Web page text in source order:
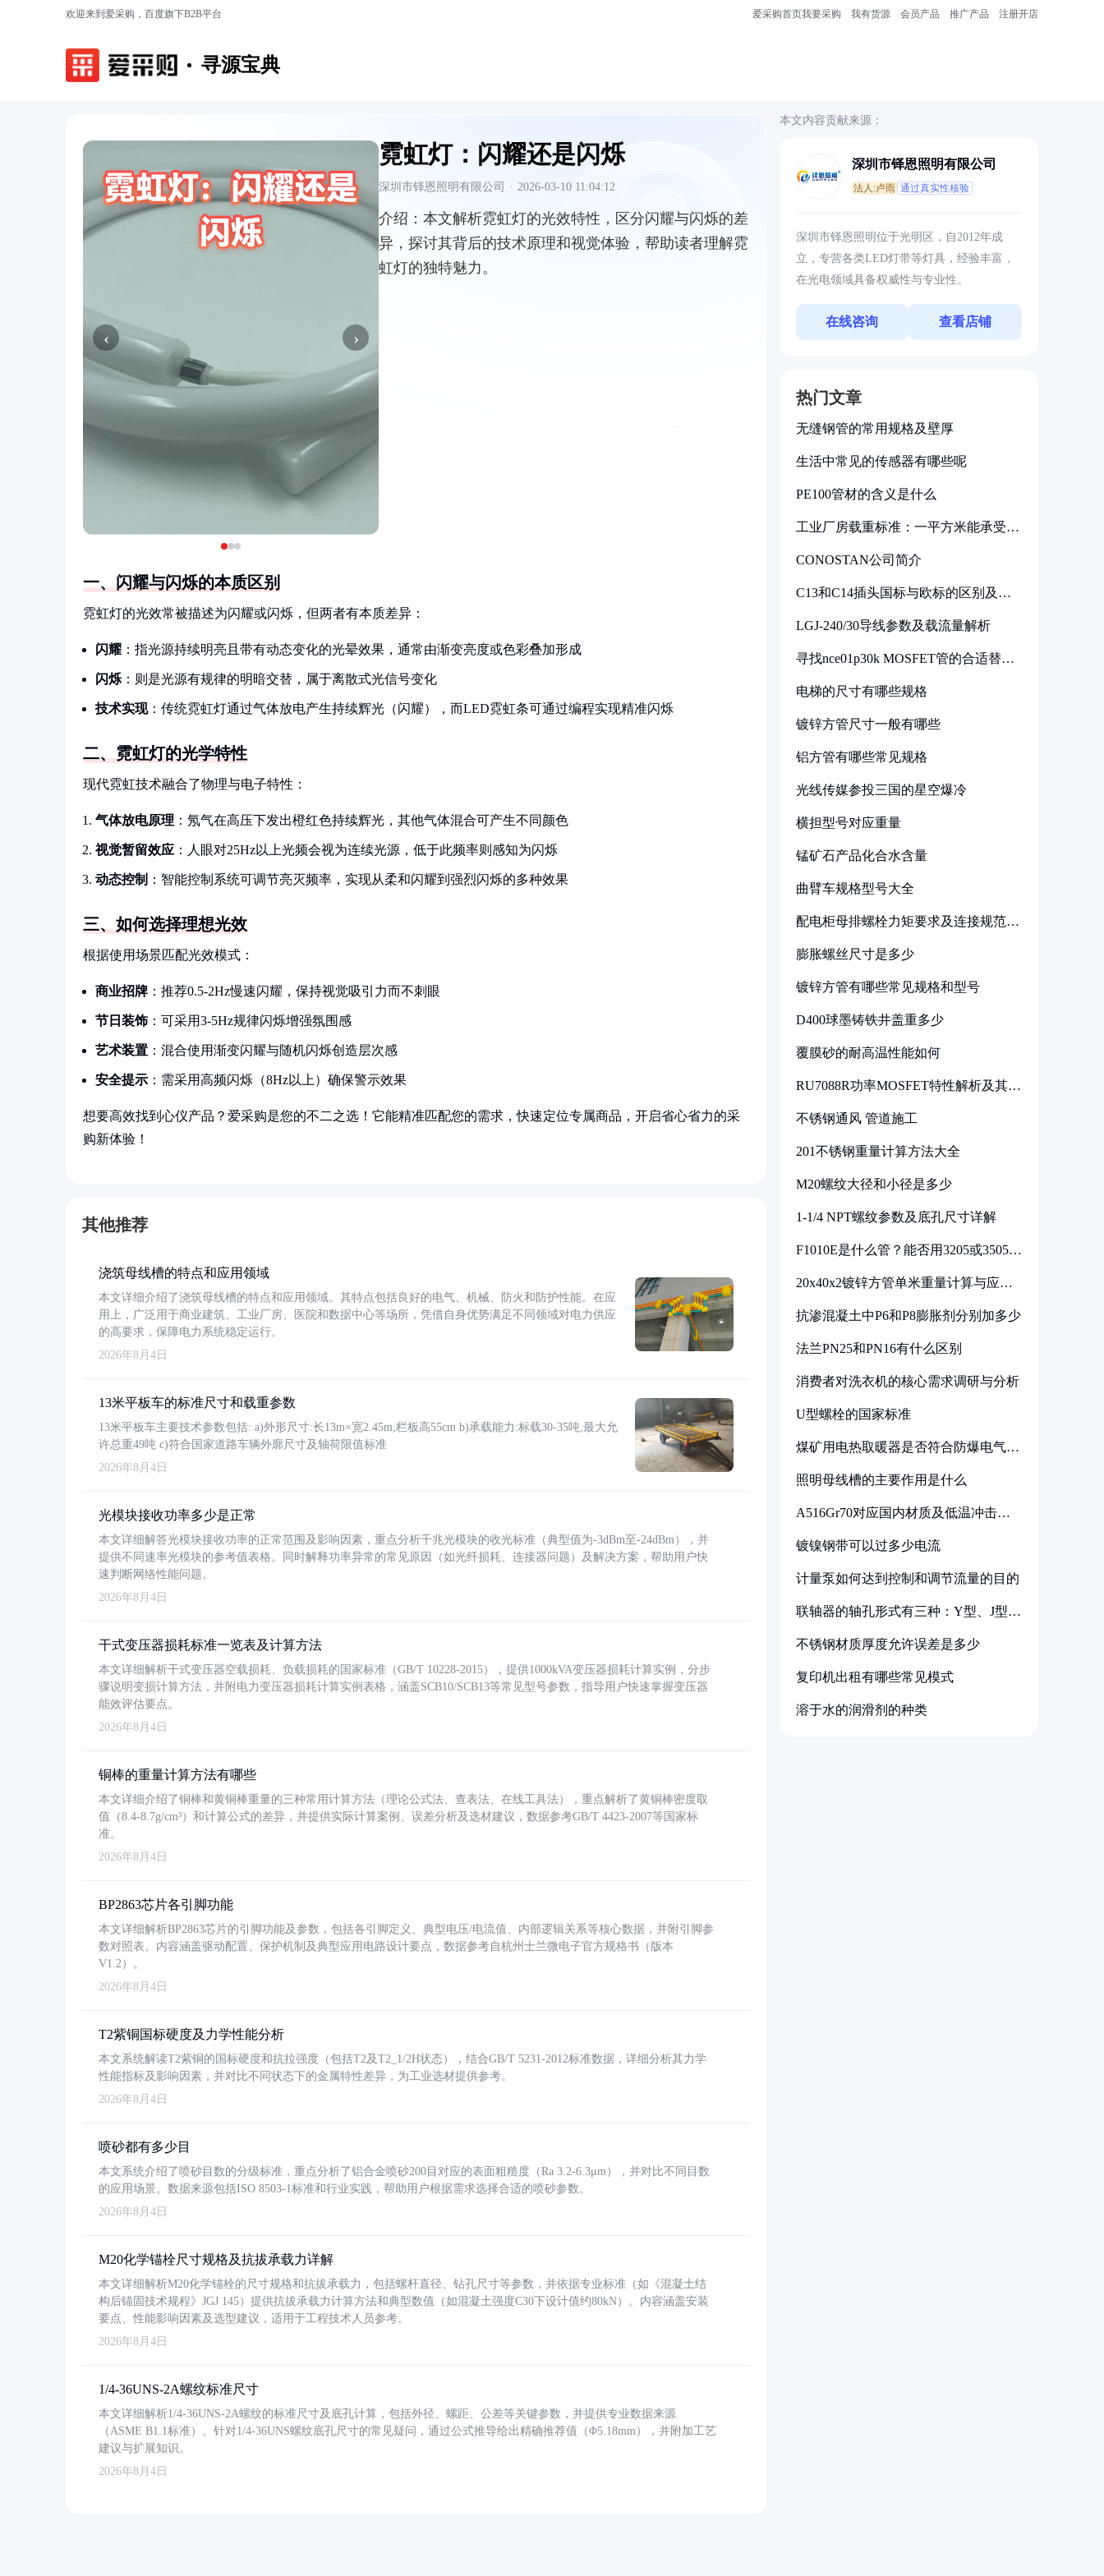
欢迎来到爱采购，百度旗下B2B平台 爱采购首页我要采购 我有货源 会员产品 推广产品 注册开店
寻源宝典
‹ ›
霓虹灯：闪耀还是闪烁
深圳市铎恩照明有限公司 · 2026-03-10 11:04:12
介绍： 本文解析霓虹灯的光效特性，区分闪耀与闪烁的差
异，探讨其背后的技术原理和视觉体验，帮助读者理解霓
虹灯的独特魅力。
一、闪耀与闪烁的本质区别
霓虹灯的光效常被描述为闪耀或闪烁，但两者有本质差异：
闪耀 ：指光源持续明亮且带有动态变化的光晕效果，通常由渐变亮度或色彩叠加形成
闪烁 ：则是光源有规律的明暗交替，属于离散式光信号变化
技术实现：传统霓虹灯通过气体放电产生持续辉光（闪耀），而LED霓虹条可通过编程实现精准闪烁
二、霓虹灯的光学特性
现代霓虹技术融合了物理与电子特性：
气体放电原理 ：氖气在高压下发出橙红色持续辉光，其他气体混合可产生不同颜色
视觉暂留效应 ：人眼对25Hz以上光频会视为连续光源，低于此频率则感知为闪烁
动态控制 ：智能控制系统可调节亮灭频率，实现从柔和闪耀到强烈闪烁的多种效果
三、如何选择理想光效
根据使用场景匹配光效模式：
商业招牌 ：推荐0.5-2Hz慢速闪耀，保持视觉吸引力而不刺眼
节日装饰 ：可采用3-5Hz规律闪烁增强氛围感
艺术装置 ：混合使用渐变闪耀与随机闪烁创造层次感
安全提示 ：需采用高频闪烁（8Hz以上）确保警示效果
想要高效找到心仪产品？爱采购是您的不二之选！它能精准匹配您的需求，快速定位专属商品，开启省心省力的采
购新体验！
其他推荐
浇筑母线槽的特点和应用领域
本文详细介绍了浇筑母线槽的特点和应用领域。其特点包括良好的电气、机械、防火和防护性能。在应
用上，广泛用于商业建筑、工业厂房、医院和数据中心等场所，凭借自身优势满足不同领域对电力供应
的高要求，保障电力系统稳定运行。
2026年8月4日
13米平板车的标准尺寸和载重参数
13米平板车主要技术参数包括: a)外形尺寸:长13m×宽2.45m,栏板高55cm b)承载能力:标载30-35吨,最大允
许总重49吨 c)符合国家道路车辆外廓尺寸及轴荷限值标准
2026年8月4日
光模块接收功率多少是正常
本文详细解答光模块接收功率的正常范围及影响因素，重点分析千兆光模块的收光标准（典型值为-3dBm至-24dBm），并
提供不同速率光模块的参考值表格。同时解释功率异常的常见原因（如光纤损耗、连接器问题）及解决方案，帮助用户快
速判断网络性能问题。
2026年8月4日
干式变压器损耗标准一览表及计算方法
本文详细解析干式变压器空载损耗、负载损耗的国家标准（GB/T 10228-2015），提供1000kVA变压器损耗计算实例，分步
骤说明变损计算方法，并附电力变压器损耗计算实例表格，涵盖SCB10/SCB13等常见型号参数，指导用户快速掌握变压器
能效评估要点。
2026年8月4日
铜棒的重量计算方法有哪些
本文详细介绍了铜棒和黄铜棒重量的三种常用计算方法（理论公式法、查表法、在线工具法），重点解析了黄铜棒密度取
值（8.4-8.7g/cm³）和计算公式的差异，并提供实际计算案例、误差分析及选材建议，数据参考GB/T 4423-2007等国家标
准。
2026年8月4日
BP2863芯片各引脚功能
本文详细解析BP2863芯片的引脚功能及参数，包括各引脚定义、典型电压/电流值、内部逻辑关系等核心数据，并附引脚参
数对照表。内容涵盖驱动配置、保护机制及典型应用电路设计要点，数据参考自杭州士兰微电子官方规格书（版本
V1.2）。
2026年8月4日
T2紫铜国标硬度及力学性能分析
本文系统解读T2紫铜的国标硬度和抗拉强度（包括T2及T2_1/2H状态），结合GB/T 5231-2012标准数据，详细分析其力学
性能指标及影响因素，并对比不同状态下的金属特性差异，为工业选材提供参考。
2026年8月4日
喷砂都有多少目
本文系统介绍了喷砂目数的分级标准，重点分析了铝合金喷砂200目对应的表面粗糙度（Ra 3.2-6.3μm），并对比不同目数
的应用场景。数据来源包括ISO 8503-1标准和行业实践，帮助用户根据需求选择合适的喷砂参数。
2026年8月4日
M20化学锚栓尺寸规格及抗拔承载力详解
本文详细解析M20化学锚栓的尺寸规格和抗拔承载力，包括螺杆直径、钻孔尺寸等参数，并依据专业标准（如《混凝土结
构后锚固技术规程》JGJ 145）提供抗拔承载力计算方法和典型数值（如混凝土强度C30下设计值约80kN）。内容涵盖安装
要点、性能影响因素及选型建议，适用于工程技术人员参考。
2026年8月4日
1/4-36UNS-2A螺纹标准尺寸
本文详细解析1/4-36UNS-2A螺纹的标准尺寸及底孔计算，包括外径、螺距、公差等关键参数，并提供专业数据来源
（ASME B1.1标准）。针对1/4-36UNS螺纹底孔尺寸的常见疑问，通过公式推导给出精确推荐值（Φ5.18mm），并附加工艺
建议与扩展知识。
2026年8月4日
本文内容贡献来源：
深圳市铎恩照明有限公司
法人:卢雨 通过真实性核验
深圳市铎恩照明位于光明区，自2012年成
立，专营各类LED灯带等灯具，经验丰富，
在光电领域具备权威性与专业性。
在线咨询 查看店铺
热门文章
无缝钢管的常用规格及壁厚
生活中常见的传感器有哪些呢
PE100管材的含义是什么
工业厂房载重标准：一平方米能承受多
CONOSTAN公司简介
C13和C14插头国标与欧标的区别及其
LGJ-240/30导线参数及载流量解析
寻找nce01p30k MOSFET管的合适替代
电梯的尺寸有哪些规格
镀锌方管尺寸一般有哪些
铝方管有哪些常见规格
光线传媒参投三国的星空爆冷
横担型号对应重量
锰矿石产品化合水含量
曲臂车规格型号大全
配电柜母排螺栓力矩要求及连接规范详
膨胀螺丝尺寸是多少
镀锌方管有哪些常见规格和型号
D400球墨铸铁井盖重多少
覆膜砂的耐高温性能如何
RU7088R功率MOSFET特性解析及其在
不锈钢通风 管道施工
201不锈钢重量计算方法大全
M20螺纹大径和小径是多少
1-1/4 NPT螺纹参数及底孔尺寸详解
F1010E是什么管？能否用3205或3505代
20x40x2镀锌方管单米重量计算与应用
抗渗混凝土中P6和P8膨胀剂分别加多少
法兰PN25和PN16有什么区别
消费者对洗衣机的核心需求调研与分析
U型螺栓的国家标准
煤矿用电热取暖器是否符合防爆电气设
照明母线槽的主要作用是什么
A516Gr70对应国内材质及低温冲击要
镀镍钢带可以过多少电流
计量泵如何达到控制和调节流量的目的
联轴器的轴孔形式有三种：Y型、J型、
不锈钢材质厚度允许误差是多少
复印机出租有哪些常见模式
溶于水的润滑剂的种类